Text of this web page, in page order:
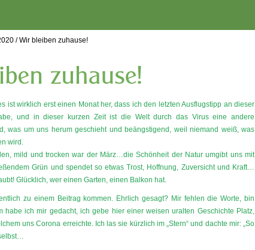
/Wir bleiben zuhause!
ist wirklich erst einen Monat her, dass ich den letzten Ausflugstipp an dieser
und in dieser kurzen Zeit ist die Welt durch das Virus eine andere
was um uns herum geschieht und beängstigend, weil niemand weiß, was
wird.
mild und trocken war der März…die Schönheit der Natur umgibt uns mit
Grün und spendet so etwas Trost, Hoffnung, Zuversicht und Kraft…
Glücklich, wer einen Garten, einen Balkon hat.
zu einem Beitrag kommen. Ehrlich gesagt? Mir fehlen die Worte, bin
habe ich mir gedacht, ich gebe hier einer weisen uralten Geschichte Platz,
uns Corona erreichte. Ich las sie kürzlich im „Stern“ und dachte mir: „So